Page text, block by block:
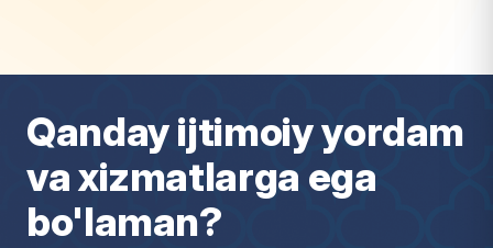
mtiy oz
Qanday ijtimoiy yordam
va xizmatlarga ega
bo'laman?